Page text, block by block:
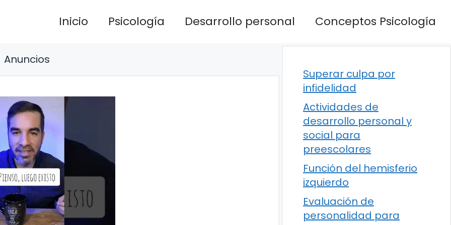
Inicio Psicología Desarrollo personal Conceptos Psicología
Anuncios
Superar culpa por
infidelidad
Actividades de
desarrollo personal y
social para
preescolares
Función del hemisferio
izquierdo
Evaluación de
personalidad para